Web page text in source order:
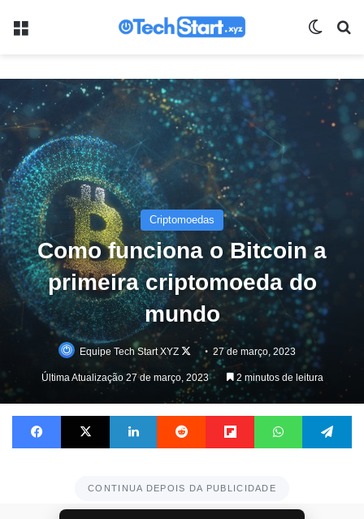
Menu
Criptomoedas
Como funciona o Bitcoin a
primeira criptomoeda do
mundo
Equipe Tech Start XYZ
Follow
on
X
27 de março, 2023
Última Atualização 27 de março, 2023 2 minutos de leitura
Facebook X Linkedin Reddit Flipboard WhatsApp
CONTINUA DEPOIS DA PUBLICIDADE